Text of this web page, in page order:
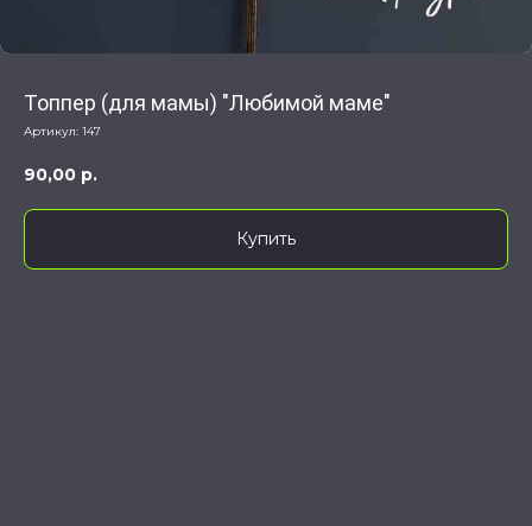
Топпер (для мамы) "Любимой маме"
Артикул: 147
90,00 р.
Купить